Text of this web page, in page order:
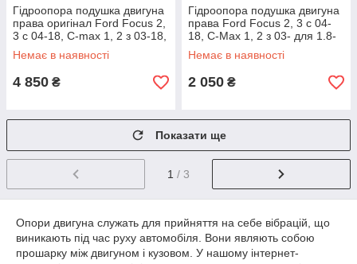
Гідроопора подушка двигуна
права оригінал Ford Focus 2,
3 c 04-18, C-max 1, 2 з 03-18,
Connect з 13- для
Немає в наявності
4 850 ₴
Гідроопора подушка двигуна
права Ford Focus 2, 3 c 04-
18, C-Max 1, 2 з 03- для 1.8-
2.0 Duratec HE, 2.0 GDi
Немає в наявності
2 050 ₴
Показати ще
1 / 3
Опори двигуна служать для прийняття на себе вібрацій, що
виникають під час руху автомобіля. Вони являють собою
прошарку між двигуном і кузовом. У нашому інтернет-